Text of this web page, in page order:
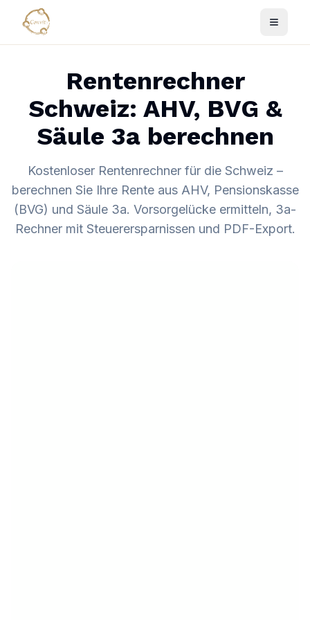
Rentenrechner
Schweiz: AHV, BVG &
Säule 3a berechnen
Kostenloser Rentenrechner für die Schweiz –
berechnen Sie Ihre Rente aus AHV, Pensionskasse
(BVG) und Säule 3a. Vorsorgelücke ermitteln, 3a-
Rechner mit Steuerersparnissen und PDF-Export.